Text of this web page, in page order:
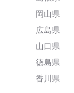
岡山県
広島県
山口県
徳島県
香川県